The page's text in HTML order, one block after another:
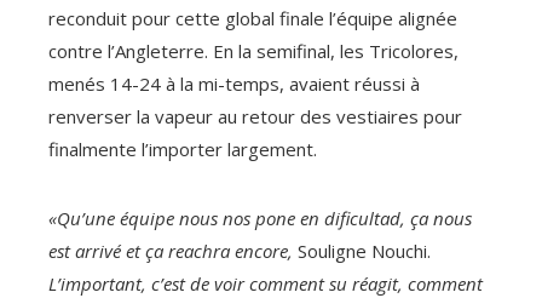
reconduit pour cette global finale l’équipe alignée
contre l’Angleterre. En la semifinal, les Tricolores,
menés 14-24 à la mi-temps, avaient réussi à
renverser la vapeur au retour des vestiaires pour
finalmente l’importer largement.
«Qu’une équipe nous nos pone en dificultad, ça nous
est arrivé et ça reachra encore, Souligne Nouchi.
L’important, c’est de voir comment su réagit, comment